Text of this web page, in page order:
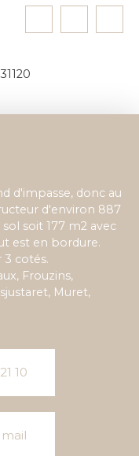
d'impasse, donc au
d'environ 887
soit 177 m2 avec
est en bordure.
3 cotés.
Frouzins,
Muret,
10